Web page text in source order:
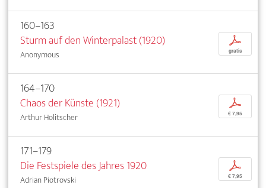
160–163
Sturm auf den Winterpalast (1920)
Anonymous
p
gratis
164–170
Chaos der Künste (1921)
Arthur Holitscher
p
€ 7,95
171–179
Die Festspiele des Jahres 1920
Adrian Piotrovski
p
€ 7,95